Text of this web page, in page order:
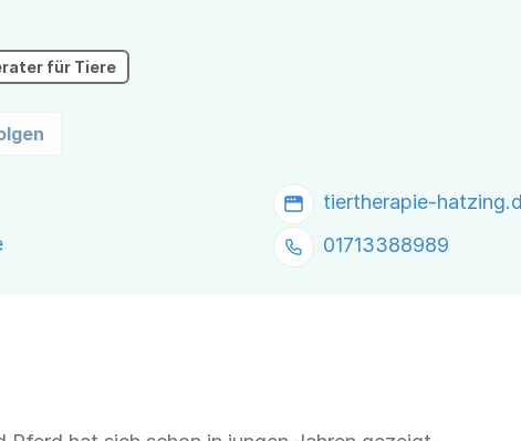
für Tiere
tiertherapie-
01713388989